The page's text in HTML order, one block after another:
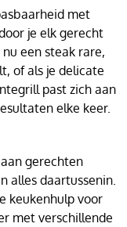
met
je elk gerecht
een steak rare,
of als je delicate
past zich aan
elke keer.
gerechten
alles daartussenin.
keukenhulp voor
met verschillende